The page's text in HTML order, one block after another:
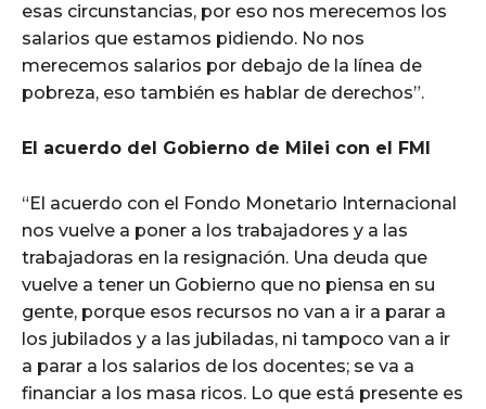
esas circunstancias, por eso nos merecemos los
salarios que estamos pidiendo. No nos
merecemos salarios por debajo de la línea de
pobreza, eso también es hablar de derechos”.
El acuerdo del Gobierno de Milei con el FMI
“El acuerdo con el Fondo Monetario Internacional
nos vuelve a poner a los trabajadores y a las
trabajadoras en la resignación. Una deuda que
vuelve a tener un Gobierno que no piensa en su
gente, porque esos recursos no van a ir a parar a
los jubilados y a las jubiladas, ni tampoco van a ir
a parar a los salarios de los docentes; se va a
financiar a los masa ricos. Lo que está presente es